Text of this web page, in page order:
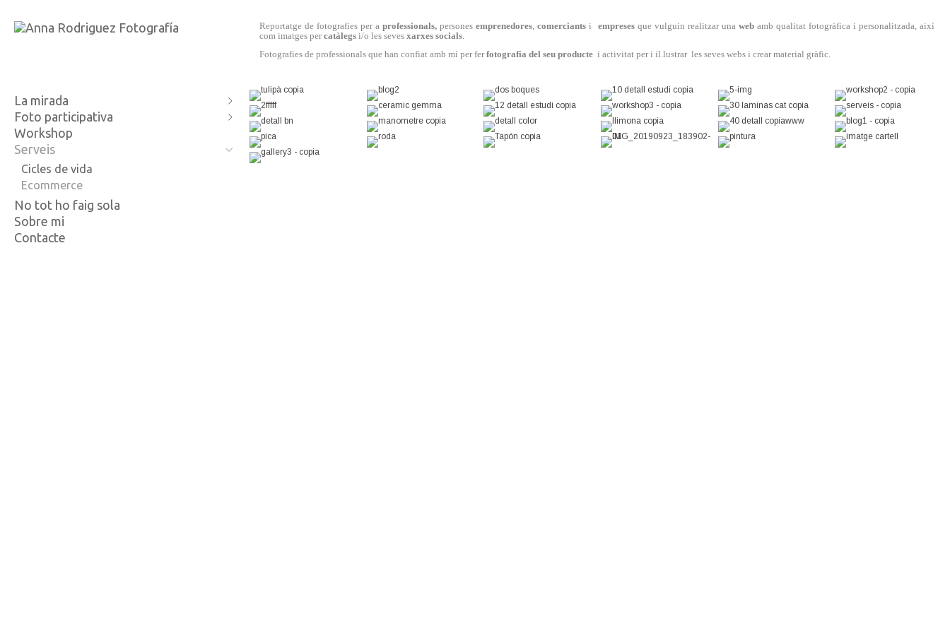
La mirada
Mireia i Jo
Una
Extimitat
Morroco Street
Fragments de realitat
Foto participativa
Feminisme i identitat
Coeducació i foto
Creixement personal
Workshop
Serveis
Cicles de vida
Ecommerce
No tot ho faig sola
Sobre mi
Contacte
Reportatge de fotografies per aprofessionals, personesemprenedores,comerciants i empresesque vulguin realitzar una webamb qualitat fotogràfica i personalitzada, així
com imatges percatàlegs i/o les seves xarxes socials.
Fotografies de professionals que han confiat amb mí per ferfotografia del seu producte i activitat per i il.lustrar les seves webs i crear material gràfic.